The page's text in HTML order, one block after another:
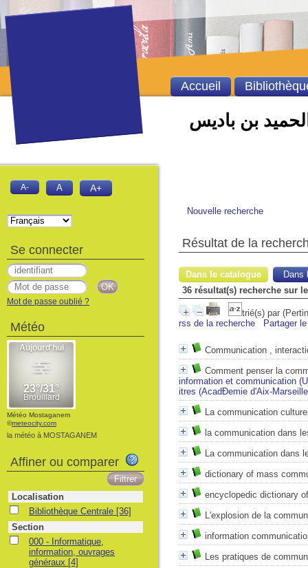
بن باديس
Nouvelle recherche
Résultat de la
Dans le catalogue
Dans
36 résultat(s) recherche sur
trié(s) par
rss de la recherche
Partager
Communication ,
Comment penser la
information et communication
itres (AcadÐemie d'Aix-Marseille
La communication
la communication dans
La communication dans
dictionary of mass
encyclopedic dictionary
L'explosion de la
information
Les pratiques de
Accueil
A- A A+
Se connecter
Mot de passe oublié ?
Météo
Météo Mostaganem
©meteocity.com
la météo à MOSTAGANEM
Affiner ou comparer
Localisation
Bibliothèque Centrale [36]
Section
000 - Informatique,
information, ouvrages
généraux [4]